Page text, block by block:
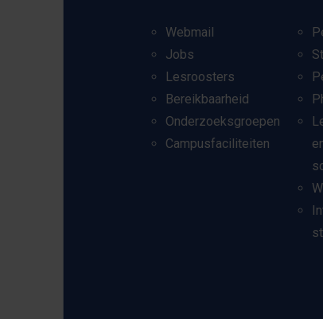
Webmail
Jobs
Lesroosters
Bereikbaarheid
Onderzoeksgroepen
Campusfaciliteiten